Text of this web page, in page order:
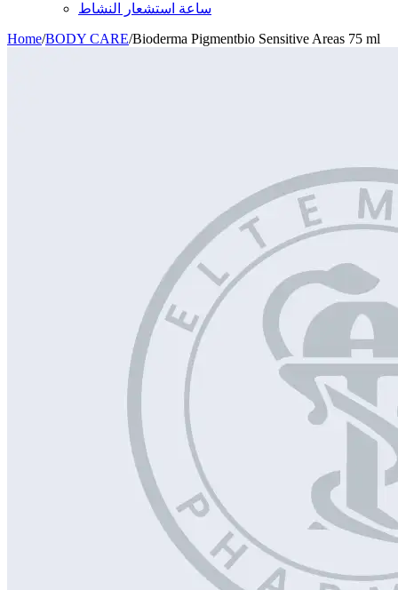
ساعة استشعار النشاط
Home/BODY CARE/Bioderma Pigmentbio Sensitive Areas 75 ml